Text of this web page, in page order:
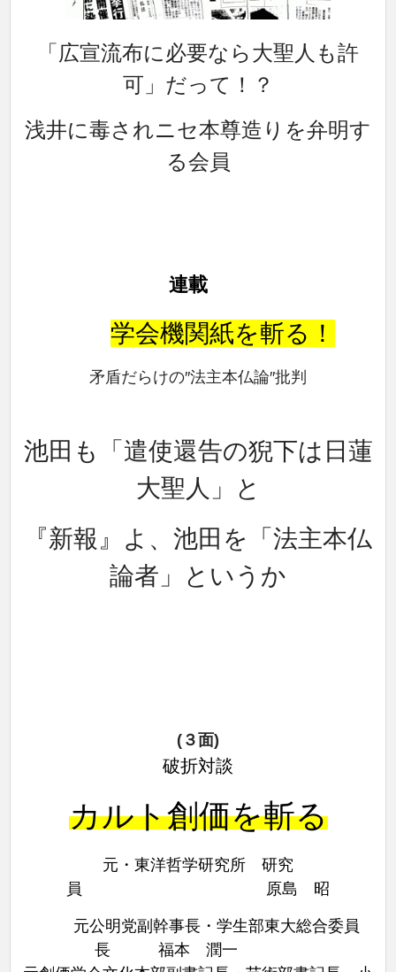
「広宣流布に必要なら大聖人も許
可」だって！？
浅井に毒されニセ本尊造りを弁明す
る会員
連載
学会機関紙を斬る！
矛盾だらけの″法主本仏論″批判
池田も「遣使還告の猊下は日蓮
大聖人」と
『新報』よ、池田を「法主本仏
論者」
というか
(３面)
破折対談
カルト創価を斬る
元・東洋哲学研究所 研究
員 原島 昭
元公明党副幹事長・学生部東大総合委員
長 福本 潤一